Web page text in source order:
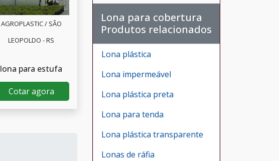
AGROPLASTIC / SÃO
LEOPOLDO - RS
lona para estufa
Cotar agora
Lona para cobertura
Produtos relacionados
Lona plástica
Lona impermeável
Lona plástica preta
Lona para tenda
Lona plástica transparente
Lonas de ráfia